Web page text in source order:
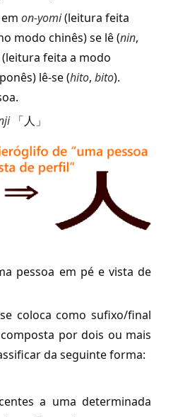
on-yomi(leitura feita
modo chinês) se lê (nin,
(leitura feita a modo
lê-se (hito, bito).
「人」
pessoa em pé e vista de
coloca como sufixo/final
por dois ou mais
da seguinte forma:
a uma determinada